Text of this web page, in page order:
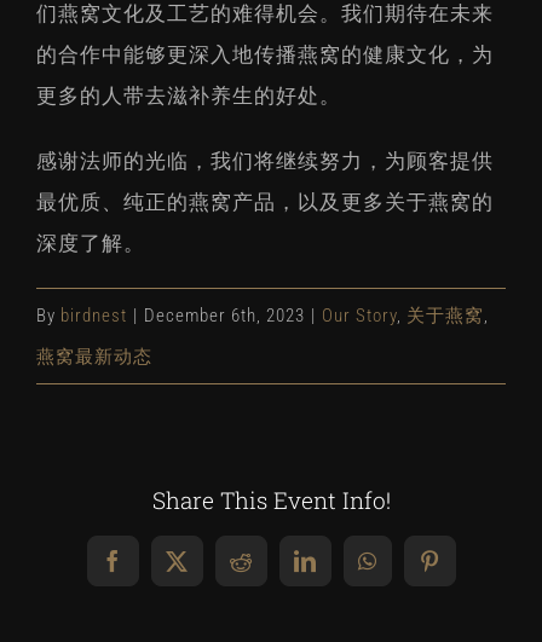
们燕窝文化及工艺的难得机会。我们期待在未来
的合作中能够更深入地传播燕窝的健康文化，为
更多的人带去滋补养生的好处。
感谢法师的光临，我们将继续努力，为顾客提供
最优质、纯正的燕窝产品，以及更多关于燕窝的
深度了解。
By birdnest | December 6th, 2023 | Our Story, 关于燕窝,
燕窝最新动态
Share This Event Info!
Facebook
X RedditLinkedInWhatsAppPinterest